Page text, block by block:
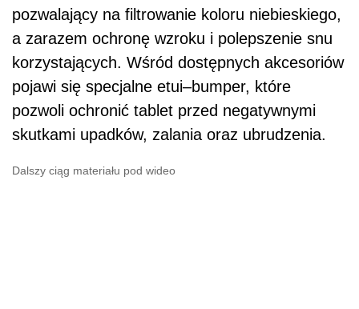
pozwalający na filtrowanie koloru niebieskiego,
a zarazem ochronę wzroku i polepszenie snu
korzystających. Wśród dostępnych akcesoriów
pojawi się specjalne etui–bumper, które
pozwoli ochronić tablet przed negatywnymi
skutkami upadków, zalania oraz ubrudzenia.
Dalszy ciąg materiału pod wideo